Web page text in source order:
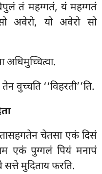
तं महग्गतं, यं महग्गतं
अवेरो, यो अवेरो सो
अधिमुच्चित्वा.
तेन वुच्चति‘‘विहरती’’ति.
चेतसा एकं दिसं
एकं पुग्गलं पियं मनापं
मुदिताय फरति.